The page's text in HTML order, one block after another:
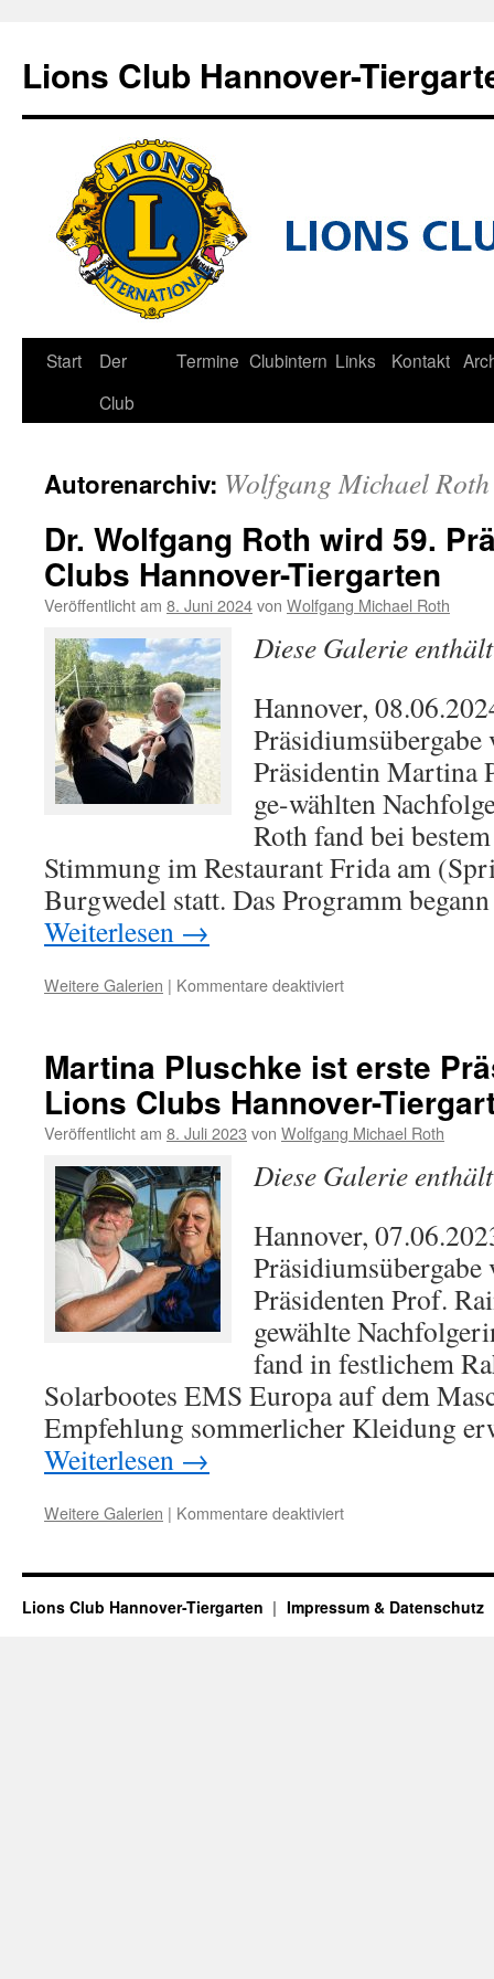
springen
Lions Club Hannover-
Start
Der
Club
Termine Clubintern Links Kontakt
Autorenarchiv: Wolfgang Michael Roth
Dr. Wolfgang Roth wird 59.
Clubs Hannover-Tiergarten
Veröffentlicht am 8. Juni 2024von Wolfgang Michael Roth
Diese Galerie
Hannover,
Präsidentin Martina
ge-wählten
Roth fand bei
Stimmung im Restaurant Frida am
Burgwedel statt. Das Programm
Weiterlesen →
Weitere Galerien | Kommentare deaktiviertfür
wird
59.
Präsident
des
Clubs
Tiergarten
Martina Pluschke ist erste
Lions Clubs Hannover-
Veröffentlicht am 8. Juli 2023 von Wolfgang Michael Roth
Diese Galerie
Hannover,
Präsidenten Prof.
gewählte
fand in festlichem
Solarbootes EMS Europa auf dem
Empfehlung sommerlicher Kleidung
Weiterlesen →
Weitere Galerien | Kommentare deaktiviertfür
ist
erste
Lions Club Hannover-Tiergarten Impressum & Datenschutz